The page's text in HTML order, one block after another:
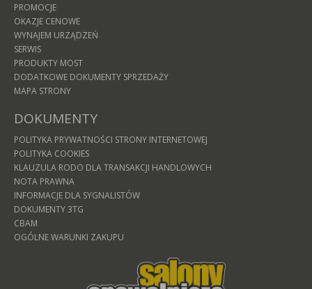
PROMOCJE
OKAZJE CENOWE
WYNAJEM URZĄDZEŃ
SERWIS
PRODUKTY MOST
DODATKOWE DOKUMENTY SPRZEDAŻY
MAPA STRONY
DOKUMENTY
POLITYKA PRYWATNOŚCI STRONY INTERNETOWEJ
POLITYKA COOKIES
KLAUZULA RODO DLA TRANSAKCJI HANDLOWYCH
NOTA PRAWNA
INFORMACJE DLA SYGNALISTÓW
DOKUMENTY 3TG
CBAM
OGÓLNE WARUNKI ZAKUPU